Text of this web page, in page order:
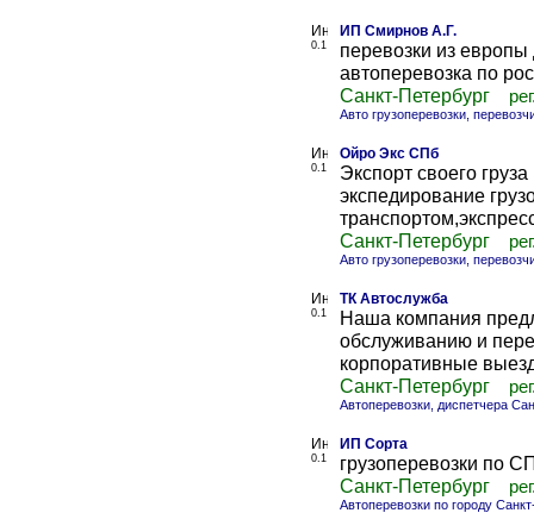
0.1
ИП Смирнов А.Г.
перевозки из
автоперевозка по
Санкт-Петербург
Авто грузоперевозки,
0.1
Ойро Экс СПб
Экспорт своего
экспедирование
Санкт-Петербург
Авто грузоперевозки,
0.1
ТК Автослужба
Наша компания
обслуживанию и
корпоративные
Санкт-Петербург
Автоперевозки, диспетчера
0.1
ИП Сорта
грузоперевозки по
Санкт-Петербург
Автоперевозки по городу